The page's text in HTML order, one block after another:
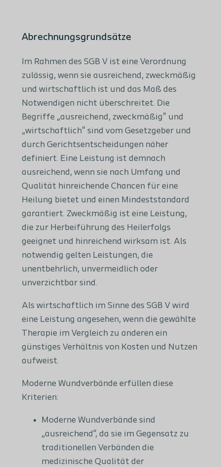
Abrechnungsgrundsätze
Im Rahmen des SGB V ist eine Verordnung
zulässig, wenn sie ausreichend, zweckmäßig
und wirtschaftlich ist und das Maß des
Notwendigen nicht überschreitet. Die
Begriffe „ausreichend, zweckmäßig" und
„wirtschaftlich" sind vom Gesetzgeber und
durch Gerichtsentscheidungen näher
definiert. Eine Leistung ist demnach
ausreichend, wenn sie nach Umfang und
Qualität hinreichende Chancen für eine
Heilung bietet und einen Mindeststandard
garantiert. Zweckmäßig ist eine Leistung,
die zur Herbeiführung des Heilerfolgs
geeignet und hinreichend wirksam ist. Als
notwendig gelten Leistungen, die
unentbehrlich, unvermeidlich oder
unverzichtbar sind.
Als wirtschaftlich im Sinne des SGB V wird
eine Leistung angesehen, wenn die gewählte
Therapie im Vergleich zu anderen ein
günstiges Verhältnis von Kosten und Nutzen
aufweist.
Moderne Wundverbände erfüllen diese
Kriterien:
Moderne Wundverbände sind
„ausreichend“, da sie im Gegensatz zu
traditionellen Verbänden die
medizinische Qualität der